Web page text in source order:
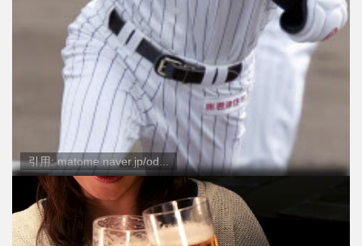
引用: matome.naver.jp/od...